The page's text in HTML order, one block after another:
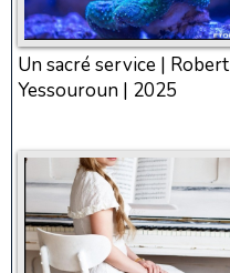
Un sacré service | Robert
Yessouroun | 2025